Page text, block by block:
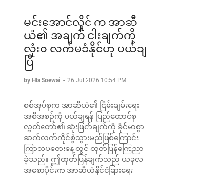
မင်းအောင်လှိုင် က အာဆီ
ယံ၏ အချက် ငါးချက်ကို
လုံးဝ လက်မခံနိုင်ဟု ပယ်ချ
ပြီ
by Hla Soewai - 26 Jul 2026 10:54 PM
စစ်အုပ်စုက အာဆီယံ၏ ငြိမ်းချမ်းရေး
အစီအစဉ်ကို ပယ်ချရန် ပြည်ထောင်စု
လွှတ်တော်၏ ဆုံးဖြတ်ချက်ကို ခိုင်မာစွာ
ဆက်လက်ကိုင်စွဲသွားမည်ဖြစ်ကြောင်း
ကြာသပတေးနေ့တွင် ထုတ်ပြန်ကြေညာ
ခဲ့သည်။ ဤထုတ်ပြန်ချက်သည် ယခုလ
အစောပိုင်းက အာဆီယံနိုင်ငံခြားရေး